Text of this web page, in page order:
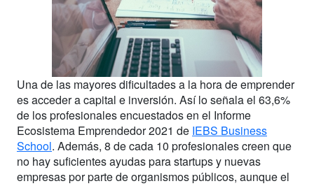
Una de las mayores dificultades a la hora de emprender
es acceder a capital e inversión. Así lo señala el 63,6%
de los profesionales encuestados en el Informe
Ecosistema Emprendedor 2021 de IEBS Business
School. Además, 8 de cada 10 profesionales creen que
no hay suficientes ayudas para startups y nuevas
empresas por parte de organismos públicos, aunque el